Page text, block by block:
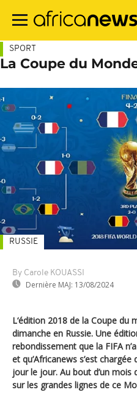
contenu
SPORT
La Coupe du
By Carole KOUASSI
Dernière MAJ: 13/08/2024
RUSSIE
L‘édition 2018 de la Coupe du
dimanche en Russie. Une
rebondissement que la FIFA
et qu’Africanews s’est
jour le jour. Au bout d’un
sur les grandes lignes de ce